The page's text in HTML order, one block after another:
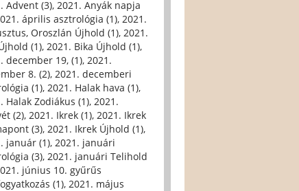
Advent (3), 2021. Anyák napja
április asztrológia (1), 2021.
Oroszlán Újhold (1), 2021.
(1), 2021. Bika Újhold (1),
december 19, (1), 2021.
8. (2), 2021. decemberi
(1), 2021. Halak hava (1),
Halak Zodiákus (1), 2021.
(2), 2021. Ikrek (1), 2021. Ikrek
(3), 2021. Ikrek Újhold (1),
január (1), 2021. januári
(3), 2021. januári Telihold
június 10. gyűrűs
(1), 2021. május